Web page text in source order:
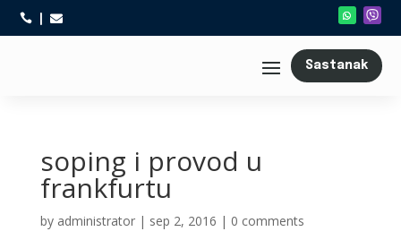
 
Sastanak
soping i provod u
frankfurtu
by administrator| sep 2, 2016 | 0 comments